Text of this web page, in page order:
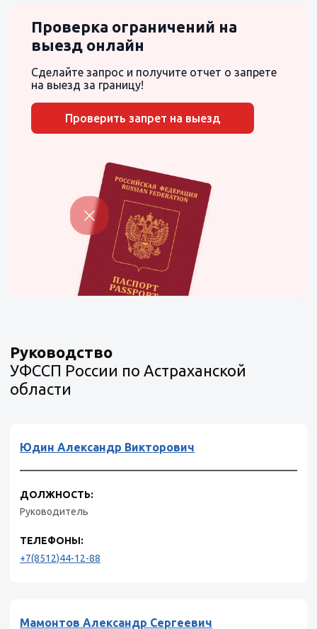
Проверка ограничений на
выезд онлайн
Сделайте запрос и получите отчет о запрете
на выезд за границу!
Проверить запрет на выезд
Руководство
УФССП России по Астраханской
области
Юдин Александр Викторович
ДОЛЖНОСТЬ:
Руководитель
ТЕЛЕФОНЫ:
+7(8512)44-12-88
Мамонтов Александр Сергеевич